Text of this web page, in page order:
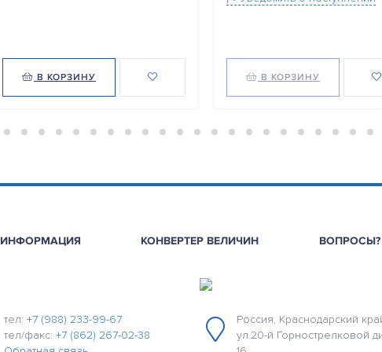
В КОРЗИНУ В КОРЗИНУ
ИНФОРМАЦИЯ КОНВЕРТЕР ВЕЛИЧИН ВОПРОСЫ?
тел: +7 (988) 233-99-67
тел/факс: +7 (862) 267-02-38
Россия, Краснодарский
ул.20-й Горнострелковой